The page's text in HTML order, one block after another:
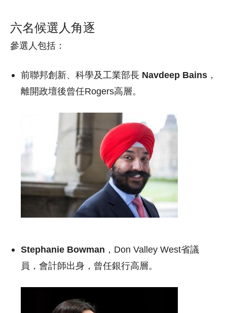
六名候選人角逐
參選人包括：
前聯邦創新、科學及工業部長 Navdeep Bains ，
離開政壇後曾任Rogers高層。
Stephanie Bowman ，Don Valley West省議
員，會計師出身，曾任銀行高層。